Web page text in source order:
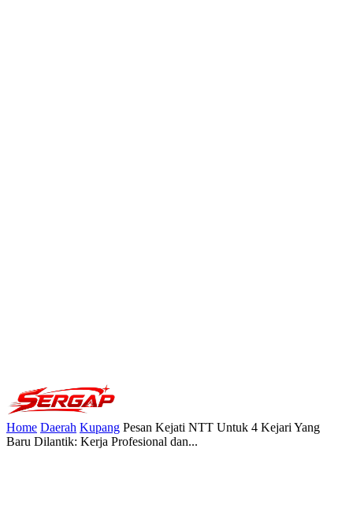
Home Daerah Kupang Pesan Kejati NTT Untuk 4 Kejari Yang
Baru Dilantik: Kerja Profesional dan...